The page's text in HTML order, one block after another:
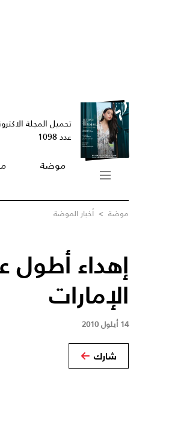
تحميل المجلة
عدد 1098
موضة
موضة > أخبار الموضة
إهداء أطول
الإمارات
14 أيلول 2010
شارك